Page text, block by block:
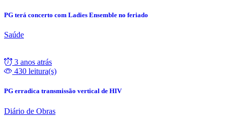
PG terá concerto com Ladies Ensemble no feriado
Saúde
3 anos atrás
430 leitura(s)
PG erradica transmissão vertical de HIV
Diário de Obras